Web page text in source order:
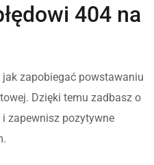
404 na
jak zapobiegać powstawaniu
Dzięki temu zadbasz o
zapewnisz pozytywne